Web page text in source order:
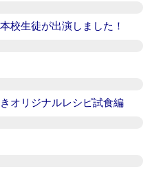
校生徒が出演しました！
オリジナルレシピ試食編